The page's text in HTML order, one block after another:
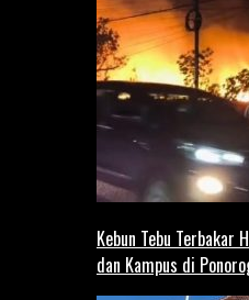
Kebun Tebu Terbakar
dan Kampus di